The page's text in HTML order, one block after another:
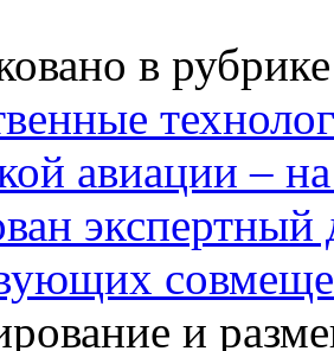
в
авиации –
экспертный
и